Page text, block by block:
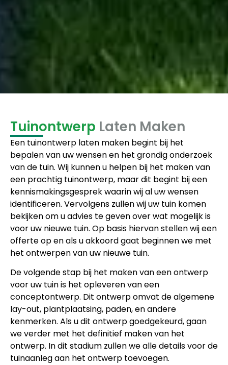
Tuinontwerp Laten Maken
Een tuinontwerp laten maken begint bij het
bepalen van uw wensen en het grondig onderzoek
van de tuin. Wij kunnen u helpen bij het maken van
een prachtig tuinontwerp, maar dit begint bij een
kennismakingsgesprek waarin wij al uw wensen
identificeren. Vervolgens zullen wij uw tuin komen
bekijken om u advies te geven over wat mogelijk is
voor uw nieuwe tuin. Op basis hiervan stellen wij een
offerte op en als u akkoord gaat beginnen we met
het ontwerpen van uw nieuwe tuin.
De volgende stap bij het maken van een ontwerp
voor uw tuin is het opleveren van een
conceptontwerp. Dit ontwerp omvat de algemene
lay-out, plantplaatsing, paden, en andere
kenmerken. Als u dit ontwerp goedgekeurd, gaan
we verder met het definitief maken van het
ontwerp. In dit stadium zullen we alle details voor de
tuinaanleg aan het ontwerp toevoegen.